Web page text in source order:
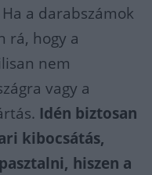
a darabszámok
rá, hogy a
nem
vagy a
Idén biztosan
kibocsátás,
hiszen a